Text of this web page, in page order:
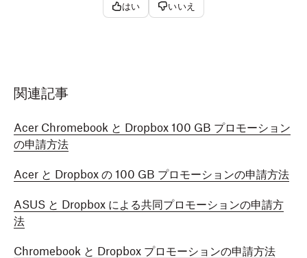
はい いいえ
関連記事
Acer Chromebook と Dropbox 100 GB プロモーション
の申請方法
Acer と Dropbox の 100 GB プロモーションの申請方法
ASUS と Dropbox による共同プロモーションの申請方
法
Chromebook と Dropbox プロモーションの申請方法